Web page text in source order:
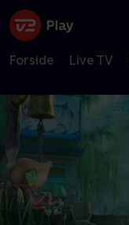
Forside Live TV